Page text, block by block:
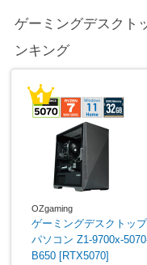
ゲーミングデスクト
ンキング
OZgaming
ゲーミングデスクトップ
パソコン Z1-9700x-
B650 [RTX5070]